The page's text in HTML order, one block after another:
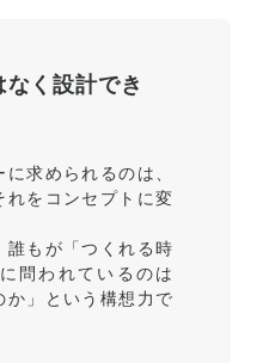
く設計でき
求められるのは、
をコンセプトに変
もが「つくれる時
問われているのは
か」という構想力で